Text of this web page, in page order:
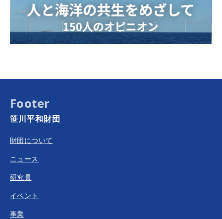
Footer
笹川平和財団
財団について
ニュース
研究員
イベント
事業